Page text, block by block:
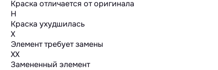
Краска отличается от оригинала
H
Краска ухудшилась
X
Элемент требует замены
XX
Замененный элемент